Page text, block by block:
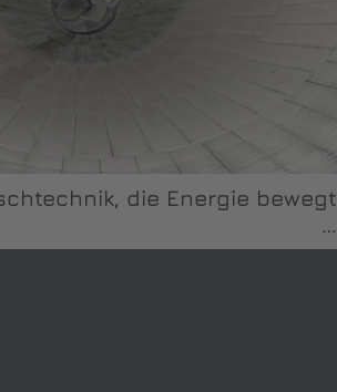
die Energie bewegt
…